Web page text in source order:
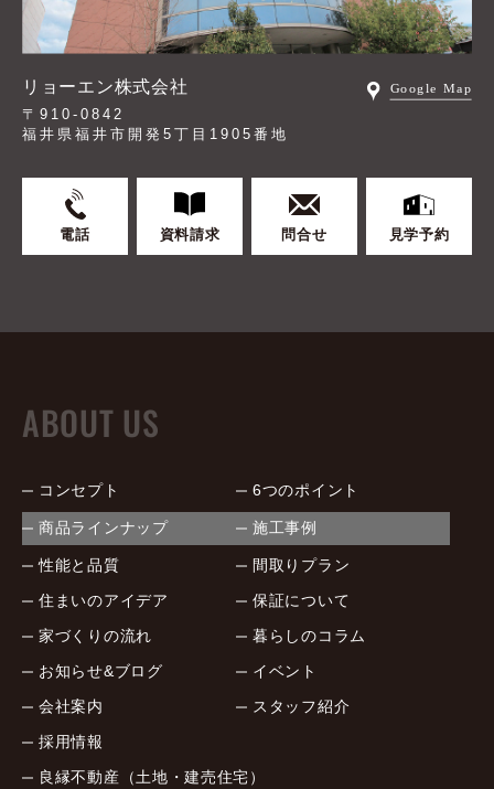
リョーエン株式会社
〒910-0842
福井県福井市開発5丁目1905番地
電話 資料請求 問合せ 見学予約
ABOUT US
コンセプト 6つのポイント
商品ラインナップ 施工事例
性能と品質
間取りプラン
住まいのアイデア
保証について
家づくりの流れ
暮らしのコラム
お知らせ&ブログ
イベント
会社案内
スタッフ紹介
採用情報
良縁不動産（土地・建売住宅）